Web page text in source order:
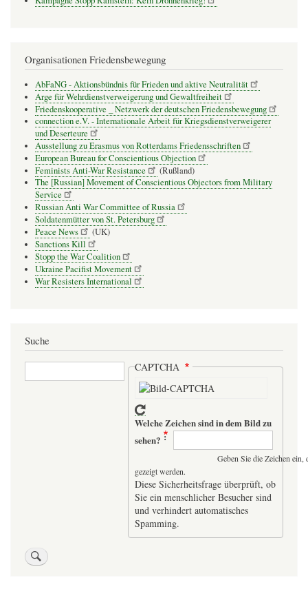
Organisationen Friedensbewegung
AbFaNG - Aktionsbündnis für Frieden und aktive Neutralität
Arge für Wehrdienstverweigerung und Gewaltfreiheit
Friedenskooperative _ Netzwerk der deutschen Friedensbewegung
connection e.V. - Inter­na­tio­nale Arbeit für Kriegs­dienst­ver­wei­gerer
und Deser­teure
Ausstellung zu Erasmus von Rotterdams Friedensschriften
European Bureau for Conscientious Objection
Feminists Anti-War Resistance
(Rußland)
The [Russian] Movement of Conscientious Objectors from Military
Service
Russian Anti War Committee of Russia
Soldatenmütter von St. Petersburg
Peace News
(UK)
Sanctions Kill
Stopp the War Coalition
Ukraine Pacifist Movement
War Resisters International
Suche
Suche CAPTCHA
Welche Zeichen sind in dem Bild zu
sehen?
Geben Sie die Zeichen
gezeigt werden.
Diese Sicherheitsfrage überprüft, ob
Sie ein menschlicher Besucher sind
und verhindert automatisches
Spamming.